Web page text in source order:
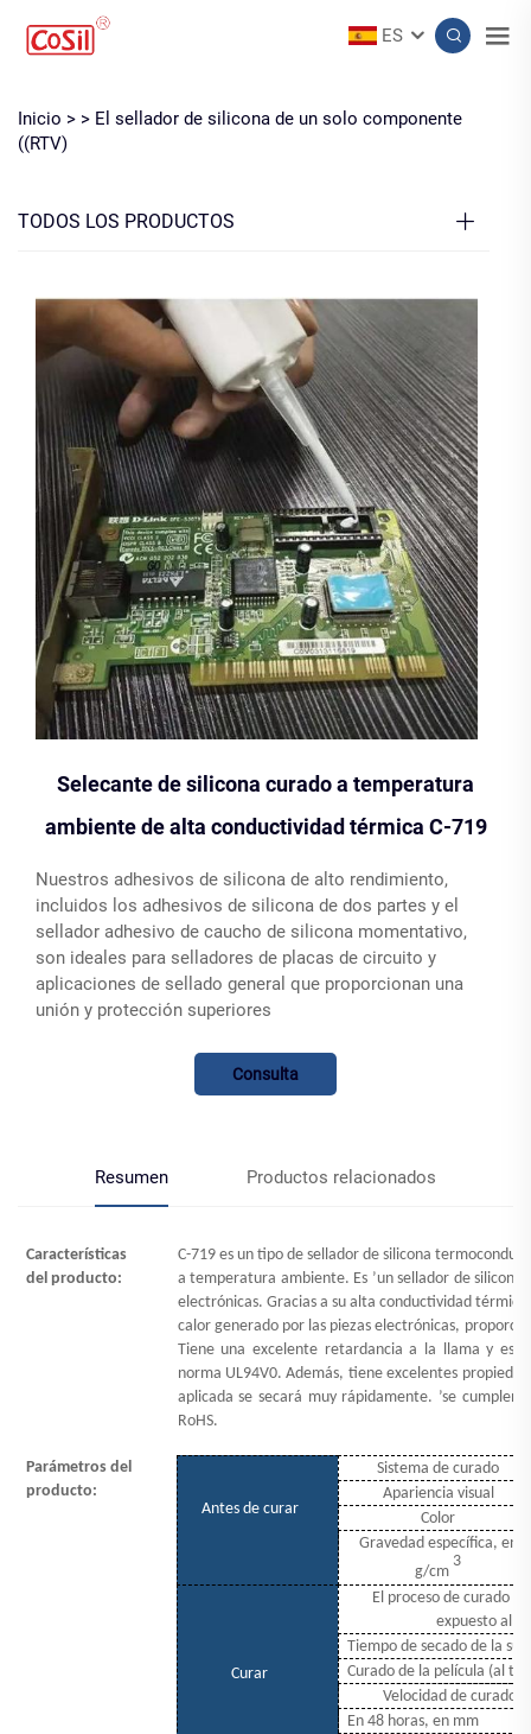
ES
Inicio > > El sellador de silicona de un solo componente
((RTV)
TODOS LOS PRODUCTOS
Selecante de silicona curado a temperatura
ambiente de alta conductividad térmica C-719
Nuestros adhesivos de silicona de alto rendimiento,
incluidos los adhesivos de silicona de dos partes y el
sellador adhesivo de caucho de silicona momentativo,
son ideales para selladores de placas de circuito y
aplicaciones de sellado general que proporcionan una
unión y protección superiores
Consulta
Resumen Productos relacionados
Características
del producto:
C-719 es un tipo de sellador de silicona
a temperatura ambiente. Es ’un sellador de silicona
electrónicas. Gracias a su alta conductividad
calor generado por las piezas electrónicas,
Tiene una excelente retardancia a la llama y
norma UL94V0. Además, tiene excelentes
aplicada se secará muy rápidamente. ’se cumplen
RoHS.
Parámetros del
producto:
Antes de curar
Sistema de curado
Apariencia visual
Color
Gravedad específica, en
g/cm
3
Curar
El proceso de curado
expuesto al
Tiempo de secado de la
Curado de la película (al
Velocidad de curado
En 48 horas, en mm